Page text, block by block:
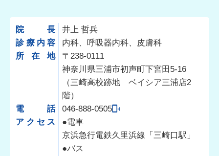
院長
井上 哲兵
診療内容
内科、呼吸器内科、皮膚科
所在地
〒238-0111
神奈川県三浦市初声町下宮田5-16
（三崎高校跡地 ベイシア三浦店2
階）
電話
046-888-0505
アクセス
●電車
京浜急行電鉄久里浜線「三崎口駅」
●バス